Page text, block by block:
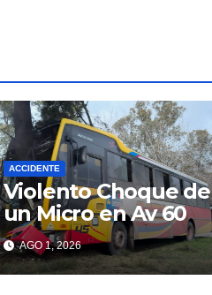
ACCIDENTE
Violento Choque de
un Micro en Av 60
AGO 1, 2026